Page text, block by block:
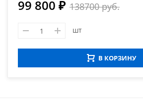
99 800 ₽ 138700 руб.
шт
В КОРЗИНУ